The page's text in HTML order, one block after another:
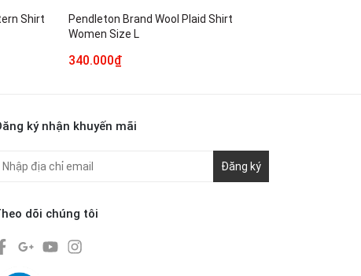
Shirt
Pendleton Brand Wool Plaid Shirt
Women Size L
340.000₫
ký nhận khuyến mãi
Đăng ký
dõi chúng tôi